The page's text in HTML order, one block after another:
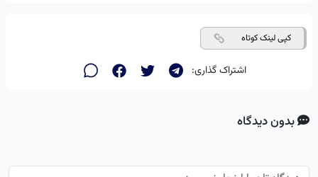
کپی لینک کوتاه
اشتراک گذاری:
بدون دیدگاه